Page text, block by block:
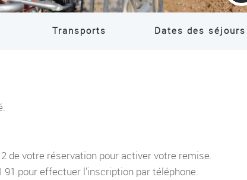
Transports Dates des séjours
de votre réservation pour activer votre remise.
91 pour effectuer l'inscription par téléphone.